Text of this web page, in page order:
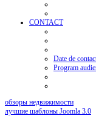
CONTACT
Date de
Program
обзоры недвижимости
лучшие шаблоны Joomla 3.0